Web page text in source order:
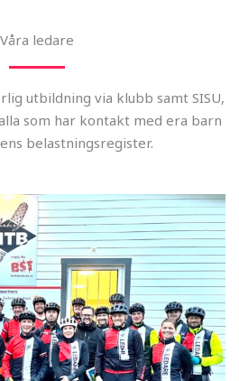
Våra ledare
utbildning via klubb samt SISU,
som har kontakt med era barn
belastningsregister.